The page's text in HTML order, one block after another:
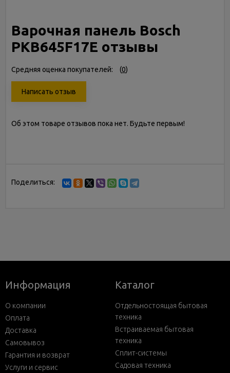
Варочная панель Bosch
PKB645F17E отзывы
Средняя оценка покупателей: (0)
Написать отзыв
Об этом товаре отзывов пока нет. Будьте первым!
Поделиться:
Информация
О компании
Оплата
Доставка
Самовывоз
Гарантия и возврат
Услуги и сервис
Каталог
Отдельностоящая бытовая
техника
Встраиваемая бытовая
техника
Сплит-системы
Садовая техника